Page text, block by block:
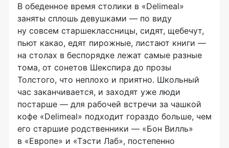
В обеденное время столики в «Delimeal»
заняты сплошь девушками — по виду
ну совсем старшеклассницы, сидят, щебечут,
пьют какао, едят пирожные, листают книги —
на столах в беспорядке лежат самые разные
тома, от сонетов Шекспира до прозы
Толстого, что неплохо и приятно. Школьный
час заканчивается, и заходят уже люди
постарше — для рабочей встречи за чашкой
кофе «Delimeal» подходит гораздо больше, чем
его старшие родственники — «Бон Вилль»
в «Европе» и «Тэсти Лаб», постепенно